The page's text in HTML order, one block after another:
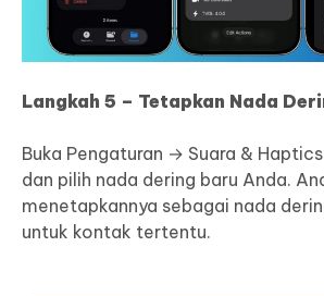
Langkah 5 – Tetapkan Nada
Buka Pengaturan → Suara &
dan pilih nada dering baru Anda.
menetapkannya sebagai nada
untuk kontak tertentu.